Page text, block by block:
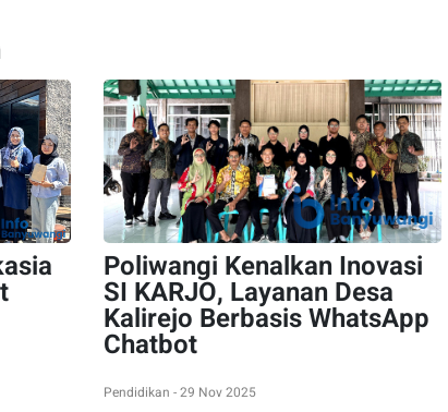
Poliwangi Kenalkan Inovasi
SI KARJO, Layanan Desa
Kalirejo Berbasis WhatsApp
Chatbot
Pendidikan - 29 Nov 2025